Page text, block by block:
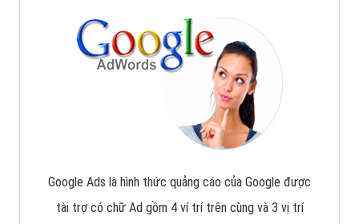
Google Ads là hình thức quảng cáo của Google được
tài trợ có chữ Ad gồm 4 ví trí trên cùng và 3 vị trí